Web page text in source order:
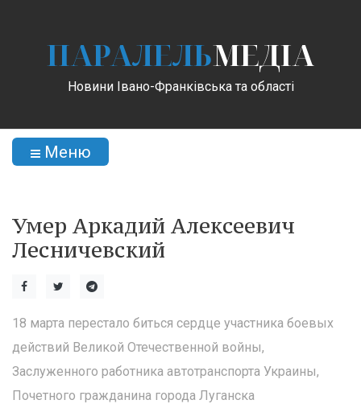
ПАРАЛЕЛЬМЕДІА
Новини Івано-Франківська та області
Меню
Умер Аркадий Алексеевич
Лесничевский
18 марта перестало биться сердце участника боевых
действий Великой Отечественной войны,
Заслуженного работника автотранспорта Украины,
Почетного гражданина города Луганска